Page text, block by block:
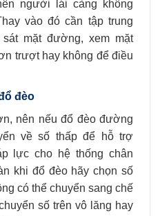
người lái càng không
vào đó cần tập trung
mặt đường, xem mặt
trượt hay không để điều
đèo
nên nếu đổ đèo đường
về số thấp để hỗ trợ
lực cho hệ thống chân
khi đổ đèo hãy chọn số
có thể chuyển sang chế
số trên vô lăng hay